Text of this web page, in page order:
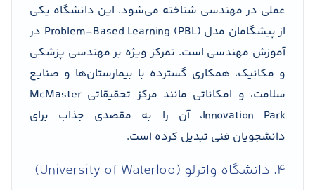
عملی در مهندسی شناخته می‌شود. این دانشگاه یکی
از پیشگامان مدل Problem-Based Learning (PBL) در
آموزش مهندسی است. تمرکز ویژه بر مهندسی پزشکی
و مکانیک، همکاری گسترده با بیمارستان‌ها و صنایع
سلامت، و امکاناتی مانند مرکز تحقیقاتی McMaster
Innovation Park، آن را به مقصدی جذاب برای
دانشجویان فنی تبدیل کرده است.
4. دانشگاه واترلو (University of Waterloo)